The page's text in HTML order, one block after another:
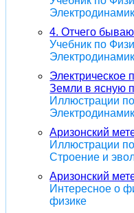
4. Отчего
Учебник по
Электрическое
Земли в ясную
Иллюстрации
Аризонский
Иллюстрации
Строение и
Аризонский
Интересное о
физике